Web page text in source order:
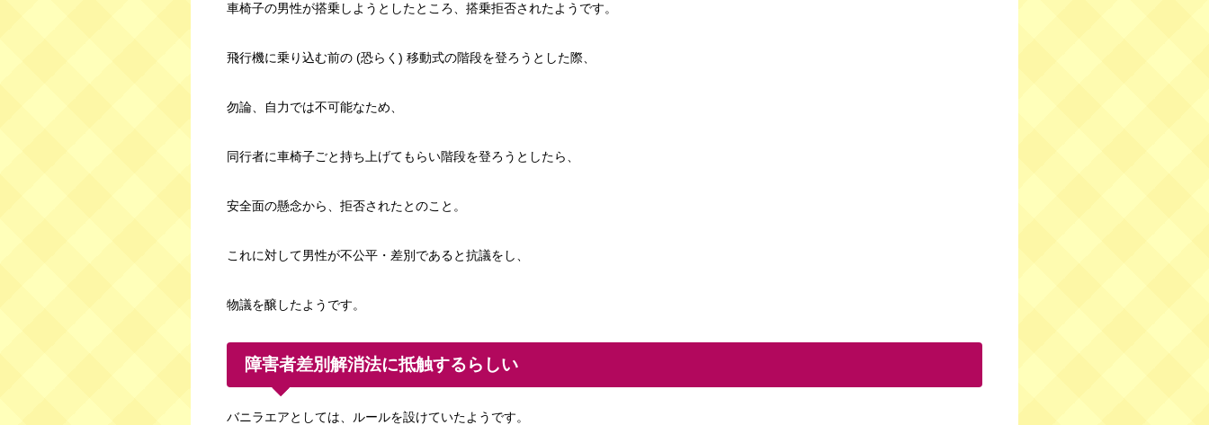
車椅子の男性が搭乗しようとしたところ、搭乗拒否されたようです。
飛行機に乗り込む前の (恐らく) 移動式の階段を登ろうとした際、
勿論、自力では不可能なため、
同行者に車椅子ごと持ち上げてもらい階段を登ろうとしたら、
安全面の懸念から、拒否されたとのこと。
これに対して男性が不公平・差別であると抗議をし、
物議を醸したようです。
障害者差別解消法に抵触するらしい
バニラエアとしては、ルールを設けていたようです。